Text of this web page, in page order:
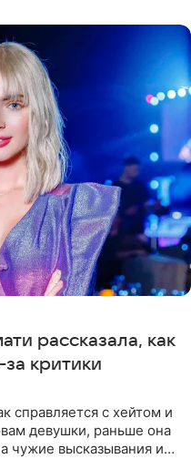
рассказала, как
критики
справляется с хейтом и
девушки, раньше она
чужие высказывания и